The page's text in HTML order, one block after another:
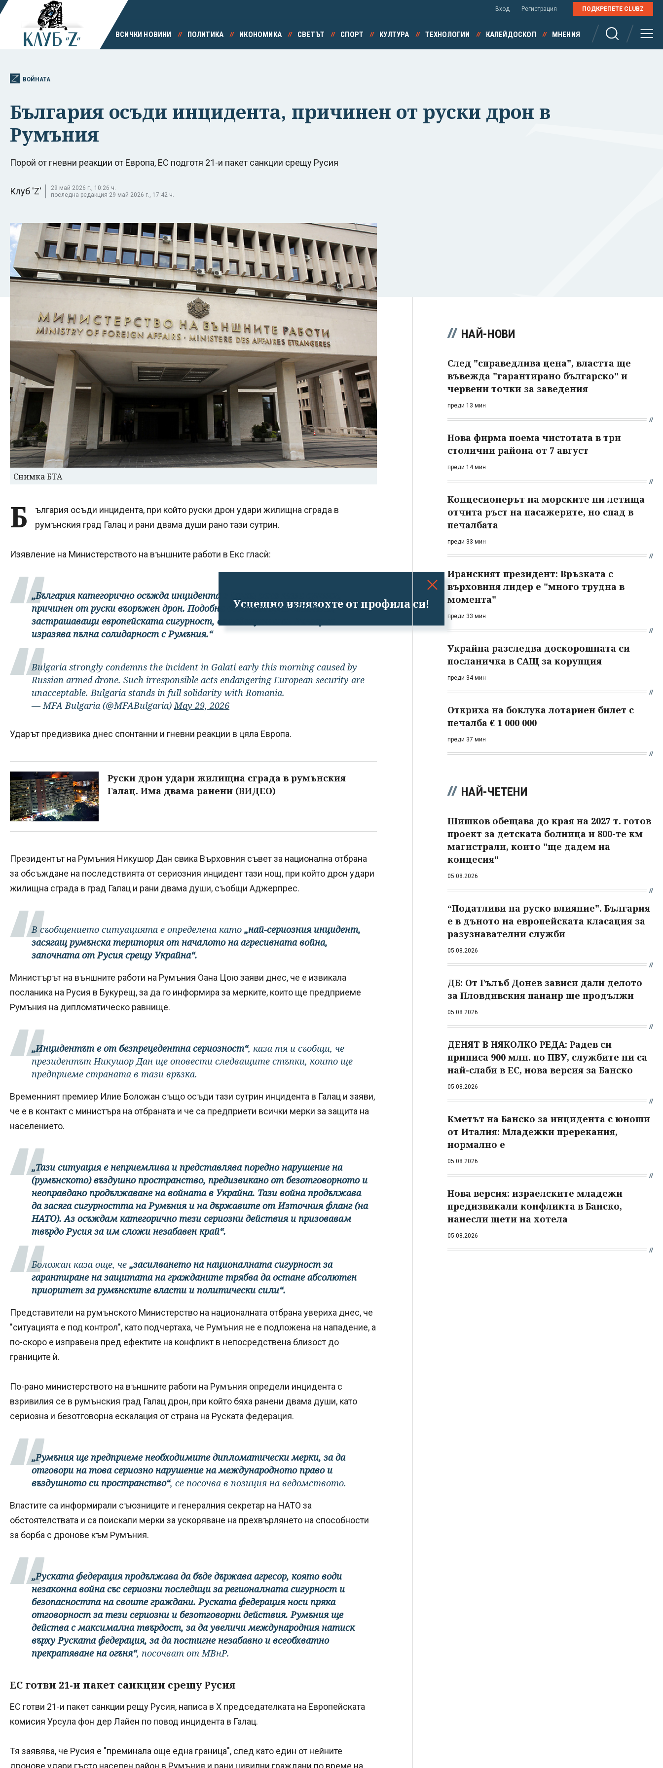
Успешно излязохте от профила си!
Вход Регистрация ПОДКРЕПЕТЕ CLUBZ
ВСИЧКИ НОВИНИ ПОЛИТИКА ИКОНОМИКА СВЕТЪТ СПОРТ КУЛТУРА ТЕХНОЛОГИИ КАЛЕЙДОСКОП МНЕНИЯ
ВОЙНАТА
България осъди инцидента, причинен от руски дрон в
Румъния
Порой от гневни реакции от Европа, ЕС подготя 21-и пакет санкции срещу Русия
Клуб 'Z'
29 май 2026 г., 10:26 ч.
последна редакция 29 май 2026 г., 17:42 ч.
Снимка БТА
Б
ългария осъди инцидента, при който руски дрон удари жилищна сграда в
румънския град Галац и рани двама души рано тази сутрин.
Изявление на Министерството на външните работи в Екс гласѝ:
„България категорично осъжда инцидента в Галац рано тази сутрин,
причинен от руски въоръжен дрон. Подобни безотговорни действия,
застрашаващи европейската сигурност, са недопустими. България
изразява пълна солидарност с Румъния.“
Bulgaria strongly condemns the incident in Galati early this morning caused by
Russian armed drone. Such irresponsible acts endangering European security are
unacceptable. Bulgaria stands in full solidarity with Romania.
— MFA Bulgaria (@MFABulgaria) May 29, 2026
Ударът предизвика днес спонтанни и гневни реакции в цяла Европа.
Руски дрон удари жилищна сграда в румънския
Галац. Има двама ранени (ВИДЕО)
Президентът на Румъния Никушор Дан свика Върховния съвет за национална отбрана
за обсъждане на последствията от сериозния инцидент тази нощ, при който дрон удари
жилищна сграда в град Галац и рани двама души, съобщи Аджерпрес.
В съобщението ситуацията е определена като „най-сериозния инцидент,
засягащ румънска територия от началото на агресивната война,
започната от Русия срещу Украйна“.
Министърът на външните работи на Румъния Оана Цою заяви днес, че е извикала
посланика на Русия в Букурещ, за да го информира за мерките, които ще предприеме
Румъния на дипломатическо равнище.
„Инцидентът е от безпрецедентна сериозност“, каза тя и съобщи, че
президентът Никушор Дан ще оповести следващите стъпки, които ще
предприеме страната в тази връзка.
Временният премиер Илие Боложан също осъди тази сутрин инцидента в Галац и заяви,
че е в контакт с министъра на отбраната и че са предприети всички мерки за защита на
населението.
„Тази ситуация е неприемлива и представлява поредно нарушение на
(румънското) въздушно пространство, предизвикано от безотговорното и
неоправдано продължаване на войната в Украйна. Тази война продължава
да засяга сигурността на Румъния и на държавите от Източния фланг (на
НАТО). Аз осъждам категорично тези сериозни действия и призовавам
твърдо Русия за им сложи незабавен край“.
Боложан каза още, че „засилването на националната сигурност за
гарантиране на защитата на гражданите трябва да остане абсолютен
приоритет за румънските власти и политически сили“.
Представители на румънското Министерство на националната отбрана увериха днес, че
"ситуацията е под контрол", като подчертаха, че Румъния не е подложена на нападение, а
по-скоро е изправена пред ефектите на конфликт в непосредствена близост до
границите ѝ.
По-рано министерството на външните работи на Румъния определи инцидента с
взривилия се в румънския град Галац дрон, при който бяха ранени двама души, като
сериозна и безотговорна ескалация от страна на Руската федерация.
„Румъния ще предприеме необходимите дипломатически мерки, за да
отговори на това сериозно нарушение на международното право и
въздушното си пространство“, се посочва в позиция на ведомството.
Властите са информирали съюзниците и генералния секретар на НАТО за
обстоятелствата и са поискали мерки за ускоряване на прехвърлянето на способности
за борба с дронове към Румъния.
„Руската федерация продължава да бъде държава агресор, която води
незаконна война със сериозни последици за регионалната сигурност и
безопасността на своите граждани. Руската федерация носи пряка
отговорност за тези сериозни и безотговорни действия. Румъния ще
действа с максимална твърдост, за да увеличи международния натиск
върху Руската федерация, за да постигне незабавно и всеобхватно
прекратяване на огъня“, посочват от МВнР.
ЕС готви 21-и пакет санкции срещу Русия
ЕС готви 21-и пакет санкции рещу Русия, написа в Х председателката на Европейската
комисия Урсула фон дер Лайен по повод инцидента в Галац.
Тя заявява, че Русия е "преминала още една граница", след като един от нейните
дронове удари гъсто населен район в Румъния и рани цивилни граждани по време на
НАЙ-НОВИ
След "справедлива цена", властта ще
въвежда "гарантирано българско" и
червени точки за заведения
преди 13 мин
Нова фирма поема чистотата в три
столични района от 7 август
преди 14 мин
Концесионерът на морските ни летища
отчита ръст на пасажерите, но спад в
печалбата
преди 33 мин
Иранският президент: Връзката с
върховния лидер е "много трудна в
момента"
преди 33 мин
Украйна разследва доскорошната си
посланичка в САЩ за корупция
преди 34 мин
Откриха на боклука лотариен билет с
печалба € 1 000 000
преди 37 мин
НАЙ-ЧЕТЕНИ
Шишков обещава до края на 2027 т. готов
проект за детската болница и 800-те км
магистрали, които "ще дадем на
концесия"
05.08.2026
“Податливи на руско влияние". България
е в дъното на европейската класация за
разузнавателни служби
05.08.2026
ДБ: От Гълъб Донев зависи дали делото
за Пловдивския панаир ще продължи
05.08.2026
ДЕНЯТ В НЯКОЛКО РЕДА: Радев си
приписа 900 млн. по ПВУ, службите ни са
най-слаби в ЕС, нова версия за Банско
05.08.2026
Кметът на Банско за инцидента с юноши
от Италия: Младежки пререкания,
нормално е
05.08.2026
Нова версия: израелските младежи
предизвикали конфликта в Банско,
нанесли щети на хотела
05.08.2026